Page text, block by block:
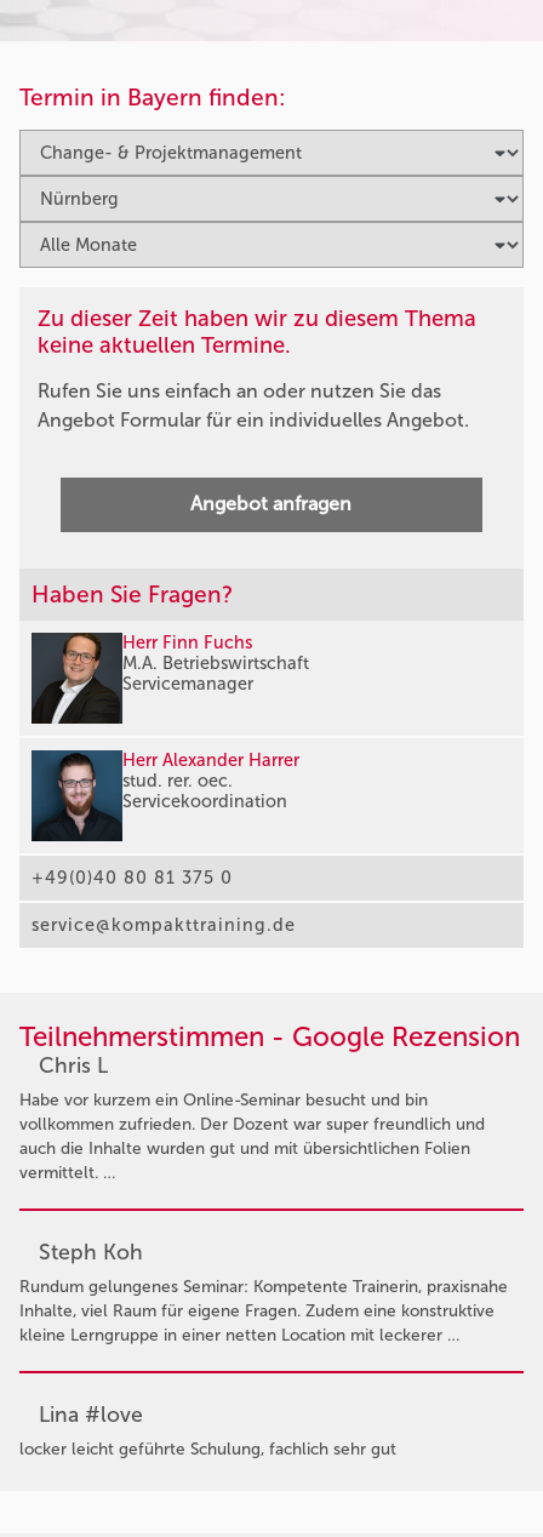
Termin in Bayern finden:
Zu dieser Zeit haben wir zu diesem Thema
keine aktuellen Termine.
Rufen Sie uns einfach an oder nutzen Sie das
Angebot Formular für ein individuelles Angebot.
Angebot anfragen
Haben Sie Fragen?
Herr Finn Fuchs
M.A. Betriebswirtschaft
Servicemanager
Herr Alexander Harrer
stud. rer. oec.
Servicekoordination
+49(0)40 80 81 375 0
service@kompakttraining.de
Teilnehmerstimmen - Google Rezension
Chris L
Habe vor kurzem ein Online-Seminar besucht und bin
vollkommen zufrieden. Der Dozent war super freundlich und
auch die Inhalte wurden gut und mit übersichtlichen Folien
vermittelt. …
Steph Koh
Rundum gelungenes Seminar: Kompetente Trainerin, praxisnahe
Inhalte, viel Raum für eigene Fragen. Zudem eine konstruktive
kleine Lerngruppe in einer netten Location mit leckerer …
Lina #love
locker leicht geführte Schulung, fachlich sehr gut